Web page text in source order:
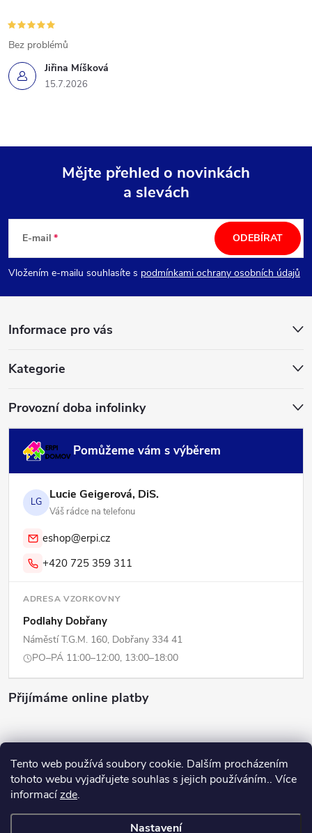
Tento web používá soubory cookie. Dalším procházením
tohoto webu vyjadřujete souhlas s jejich používáním.. Více
informacízde.
Nastavení
Jiřina Míšková
15.7.2026
Bez problémů
p
Mějte přehled o novinkách
a slevách
E-mail
Vložením e-mailu souhlasíte s podmínkami ochrany osobních údajů
ODEBÍRAT
Informace pro vás
Kategorie
Provozní doba infolinky
Pomůžeme vám s výběrem
LG Lucie Geigerová, DiS.
Váš rádce na telefonu
eshop@erpi.cz
+420 725 359 311
ADRESA VZORKOVNY
Podlahy Dobřany
Náměstí T.G.M. 160, Dobřany 334 41
PO–PÁ 11:00–12:00, 13:00–18:00
Přijímáme online platby
Vytvořil Shoptet
Copyright 2026ERPI - Domov. Všechna práva vyhrazena.Upravit